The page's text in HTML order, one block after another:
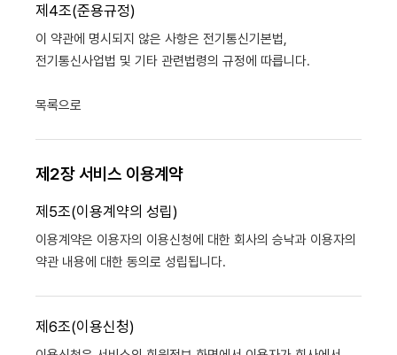
제4조(준용규정)
이 약관에 명시되지 않은 사항은 전기통신기본법,
전기통신사업법 및 기타 관련법령의 규정에 따릅니다.
목록으로
제2장 서비스 이용계약
제5조(이용계약의 성립)
이용계약은 이용자의 이용신청에 대한 회사의 승낙과 이용자의
약관 내용에 대한 동의로 성립됩니다.
제6조(이용신청)